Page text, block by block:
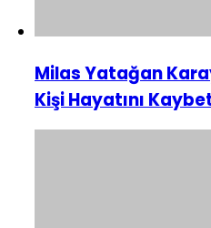
Milas Yatağan
Kişi Hayatını